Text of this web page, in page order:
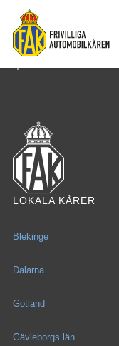
LOKALA KÅRER
Blekinge
Dalarna
Gotland
Gävleborgs län